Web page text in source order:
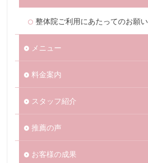
整体院ご利用にあたってのお願い
メニュー
料金案内
スタッフ紹介
推薦の声
お客様の成果